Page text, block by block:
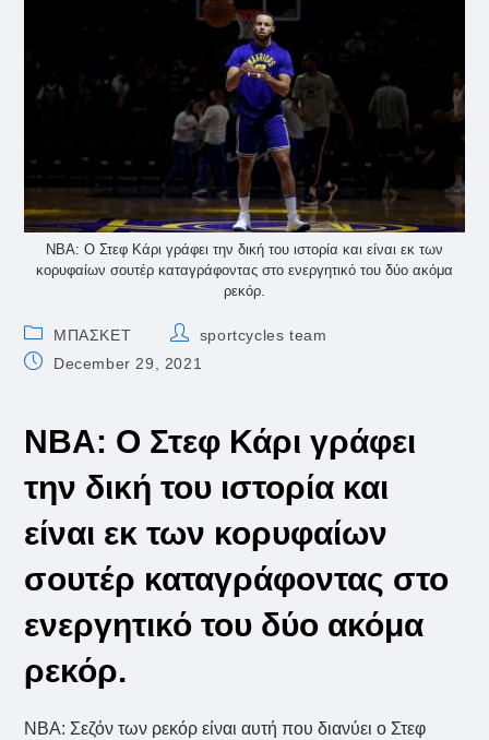
NBA: Ο Στεφ Κάρι γράφει την δική του ιστορία και είναι εκ των
κορυφαίων σουτέρ καταγράφοντας στο ενεργητικό του δύο ακόμα
ρεκόρ.
Post
category:
ΜΠΑΣΚΕΤ
Postsportcycles team
PostDecember 29, 2021
NBA: Ο Στεφ Κάρι γράφει
την δική του ιστορία και
είναι εκ των κορυφαίων
σουτέρ καταγράφοντας στο
ενεργητικό του δύο ακόμα
ρεκόρ.
NBA: Σεζόν των ρεκόρ είναι αυτή που διανύει ο Στεφ